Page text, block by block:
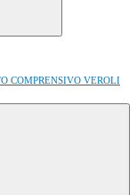
COMPRENSIVO VEROLI